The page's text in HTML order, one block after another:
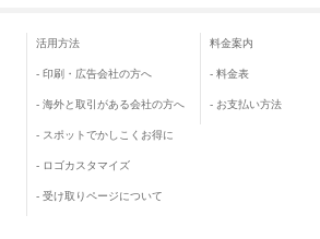
活用方法
- 印刷・広告会社の方へ
- 海外と取引がある会社の方へ
- スポットでかしこくお得に
- ロゴカスタマイズ
- 受け取りページについて
料金案内
- 料金表
- お支払い方法